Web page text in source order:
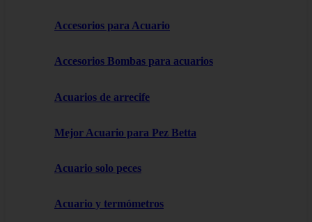
Accesorios para Acuario
Accesorios Bombas para acuarios
Acuarios de arrecife
Mejor Acuario para Pez Betta
Acuario solo peces
Acuario y termómetros